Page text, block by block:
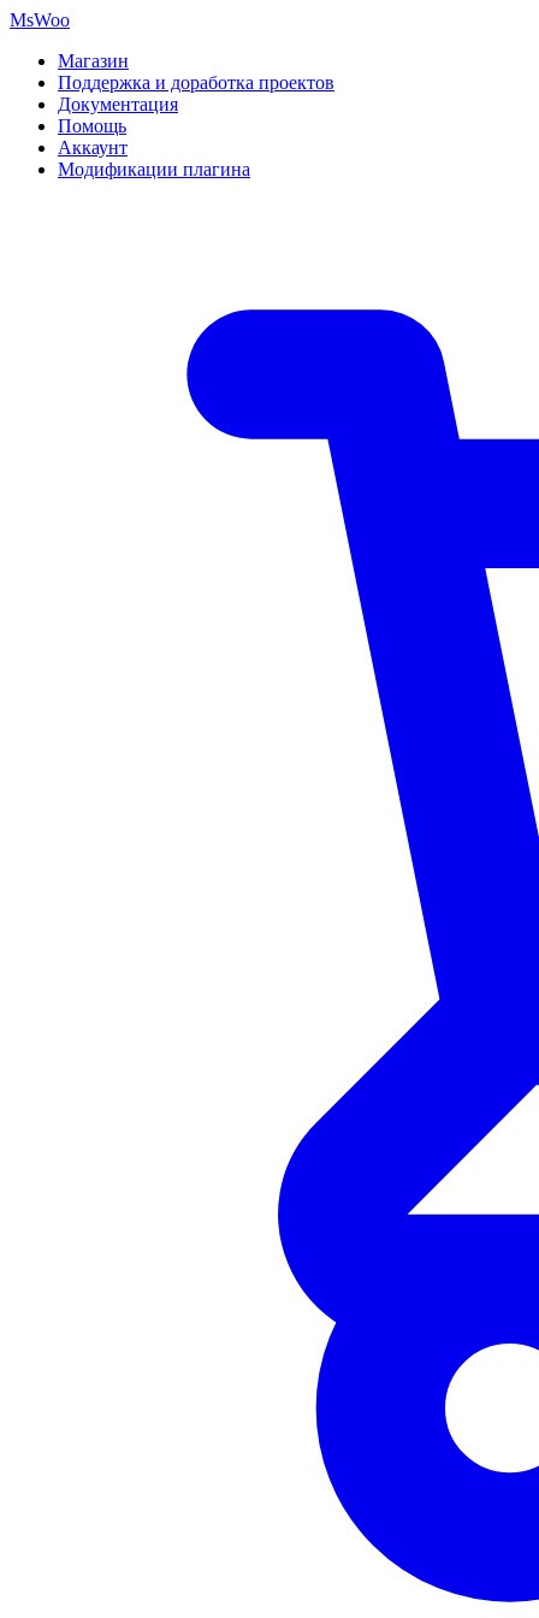
MsWoo
Магазин
Поддержка и доработка проектов
Документация
Помощь
Аккаунт
Модификации плагина